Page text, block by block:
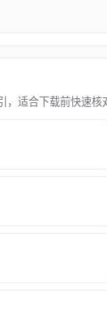
适合下载前快速核